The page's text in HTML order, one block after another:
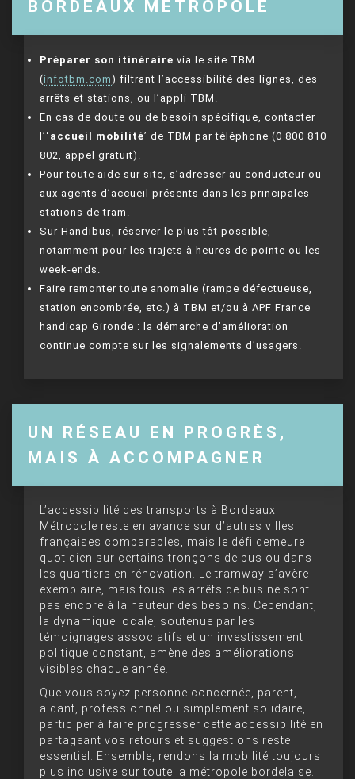
BORDEAUX MÉTROPOLE
Préparer son itinéraire via le site TBM
(infotbm.com) filtrant l’accessibilité des lignes, des
arrêts et stations, ou l’appli TBM.
En cas de doute ou de besoin spécifique, contacter
l’ ‘accueil mobilité’ de TBM par téléphone (0 800 810
802, appel gratuit).
Pour toute aide sur site, s’adresser au conducteur ou
aux agents d’accueil présents dans les principales
stations de tram.
Sur Handibus, réserver le plus tôt possible,
notamment pour les trajets à heures de pointe ou les
week-ends.
Faire remonter toute anomalie (rampe défectueuse,
station encombrée, etc.) à TBM et/ou à APF France
handicap Gironde : la démarche d’amélioration
continue compte sur les signalements d’usagers.
UN RÉSEAU EN PROGRÈS,
MAIS À ACCOMPAGNER
L’accessibilité des transports à Bordeaux
Métropole reste en avance sur d’autres villes
françaises comparables, mais le défi demeure
quotidien sur certains tronçons de bus ou dans
les quartiers en rénovation. Le tramway s’avère
exemplaire, mais tous les arrêts de bus ne sont
pas encore à la hauteur des besoins. Cependant,
la dynamique locale, soutenue par les
témoignages associatifs et un investissement
politique constant, amène des améliorations
visibles chaque année.
Que vous soyez personne concernée, parent,
aidant, professionnel ou simplement solidaire,
participer à faire progresser cette accessibilité en
partageant vos retours et suggestions reste
essentiel. Ensemble, rendons la mobilité toujours
plus inclusive sur toute la métropole bordelaise.